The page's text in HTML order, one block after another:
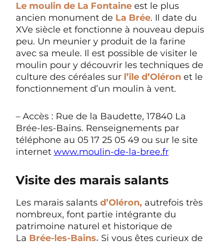
Le moulin de La Fontaine est le plus
ancien monument de La Brée. Il date du
XVe siècle et fonctionne à nouveau depuis
peu. Un meunier y produit de la farine
avec sa meule. Il est possible de visiter le
moulin pour y découvrir les techniques de
culture des céréales sur l’île d’Oléron et le
fonctionnement d’un moulin à vent.
– Accès : Rue de la Baudette, 17840 La
Brée-les-Bains. Renseignements par
téléphone au 05 17 25 05 49 ou sur le site
internet www.moulin-de-la-bree.fr
Visite des marais salants
Les marais salants d’Oléron, autrefois très
nombreux, font partie intégrante du
patrimoine naturel et historique de
La Brée-les-Bains. Si vous êtes curieux de